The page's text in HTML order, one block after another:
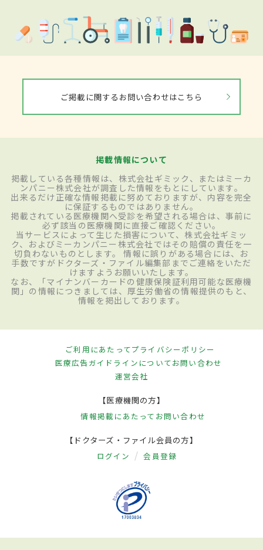
ご掲載に関するお問い合わせはこちら
掲載情報について
掲載している各種情報は、株式会社ギミック、またはミーカ
ンパニー株式会社が調査した情報をもとにしています。
出来るだけ正確な情報掲載に努めておりますが、内容を完全
に保証するものではありません。
掲載されている医療機関へ受診を希望される場合は、事前に
必ず該当の医療機関に直接ご確認ください。
当サービスによって生じた損害について、株式会社ギミッ
ク、およびミーカンパニー株式会社ではその賠償の責任を一
切負わないものとします。 情報に誤りがある場合には、お
手数ですがドクターズ・ファイル編集部までご連絡をいただ
けますようお願いいたします。
なお、「マイナンバーカードの健康保険証利用可能な医療機
関」の情報につきましては、厚生労働省の情報提供のもと、
情報を掲出しております。
ご利用にあたってプライバシーポリシー
医療広告ガイドラインについてお問い合わせ
運営会社
【医療機関の方】
情報掲載にあたって お問い合わせ
【ドクターズ・ファイル会員の方】
ログイン 会員登録